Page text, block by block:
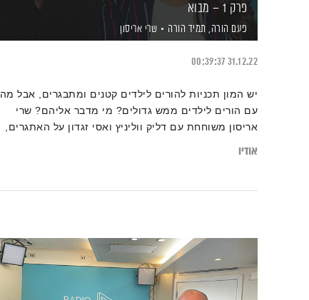
פרק 1 – מבוא
פעם הורה, תמיד הורה שרי אריסון
31.12.22
00:39:37
יש המון תכניות להורים לילדים קטנים ומתבגרים, אבל מה
עם הורים לילדים ממש גדולים? מי מדבר אליהם? שרי
אריסון משוחחת עם דליק ווליניץ ואסי זגדון על האתגרים,
אודיו